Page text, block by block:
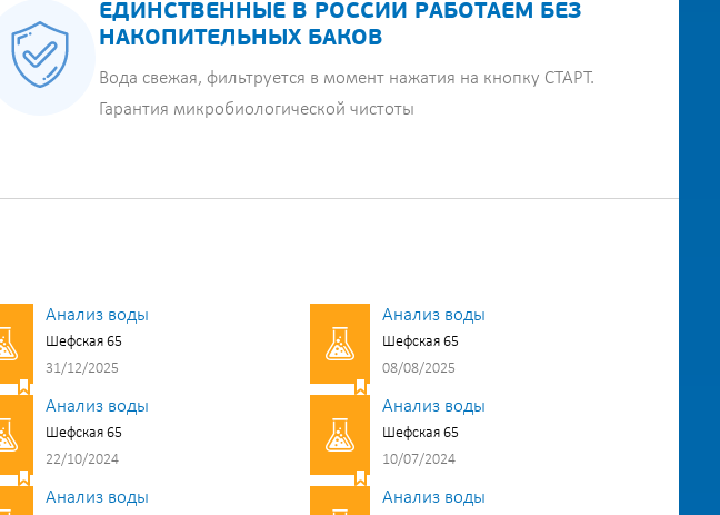
ЕДИНСТВЕННЫЕ В РОССИИ РАБОТАЕМ БЕЗ
НАКОПИТЕЛЬНЫХ БАКОВ
Вода свежая, фильтруется в момент нажатия на кнопку СТАРТ.
Гарантия микробиологической чистоты
Анализ воды
Шефская 65
31/12/2025
Анализ воды
Шефская 65
08/08/2025
Анализ воды
Шефская 65
22/10/2024
Анализ воды
Шефская 65
10/07/2024
Анализ воды Анализ воды